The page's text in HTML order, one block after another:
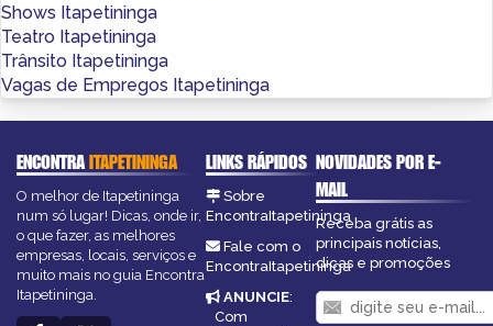
Shows Itapetininga
Teatro Itapetininga
Trânsito Itapetininga
Vagas de Empregos Itapetininga
ENCONTRAITAPETININGA
O melhor de Itapetininga
num só lugar! Dicas, onde ir,
o que fazer, as melhores
empresas, locais, serviços e
muito mais no guia Encontra
Itapetininga.
LINKS RÁPIDOS
Sobre
EncontraItapetininga
Fale com o
EncontraItapetininga
ANUNCIE:
Com
NOVIDADES POR E-
MAIL
Receba grátis as
principais notícias,
dicas e promoções